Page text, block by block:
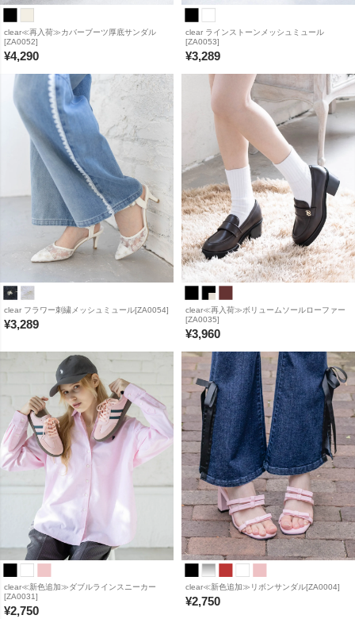
clear≪再入荷≫カバーブーツ厚底サンダル
[ZA0052]
¥4,290
clear ラインストーンメッシュミュール
[ZA0053]
¥3,289
clear フラワー刺繍メッシュミュール[ZA0054]
¥3,289
clear≪再入荷≫ボリュームソールローファー
[ZA0035]
¥3,960
clear≪新色追加≫ダブルラインスニーカー
[ZA0031]
¥2,750
clear≪新色追加≫リボンサンダル[ZA0004]
¥2,750